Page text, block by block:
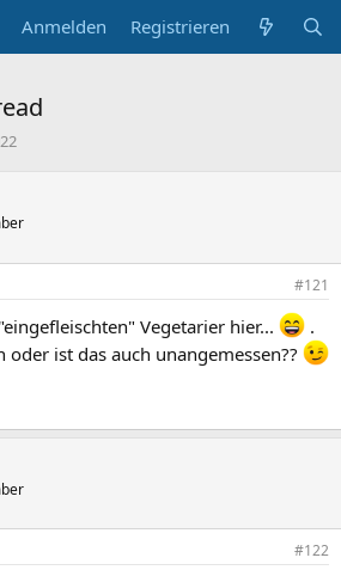
Anmelden Registrieren
#121
Vegetarier hier...
.
oder ist das auch unangemessen??
#122